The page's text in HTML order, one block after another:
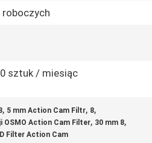
roboczych
sztuk / miesiąc
, 5 mm Action Cam Filtr, 8,
OSMO Action Cam Filter, 30 mm 8,
Filter Action Cam